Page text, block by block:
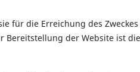
für die Erreichung des
Bereitstellung der Website ist